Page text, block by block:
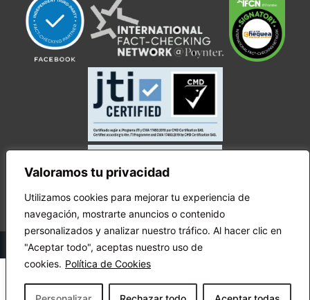
Valoramos tu privacidad
Utilizamos cookies para mejorar tu experiencia de
navegación, mostrarte anuncios o contenido
personalizados y analizar nuestro tráfico. Al hacer clic en
"Aceptar todo", aceptas nuestro uso de
cookies. Política de Cookies
© Copyright Ecuador Chequea 2025.